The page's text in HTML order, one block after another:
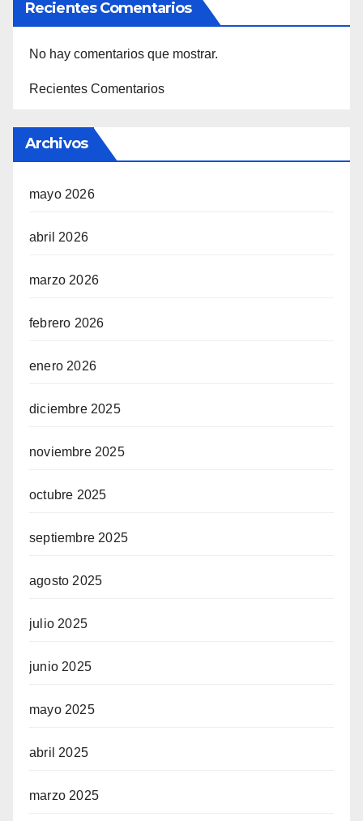
Recientes Comentarios
No hay comentarios que mostrar.
Recientes Comentarios
Archivos
mayo 2026
abril 2026
marzo 2026
febrero 2026
enero 2026
diciembre 2025
noviembre 2025
octubre 2025
septiembre 2025
agosto 2025
julio 2025
junio 2025
mayo 2025
abril 2025
marzo 2025